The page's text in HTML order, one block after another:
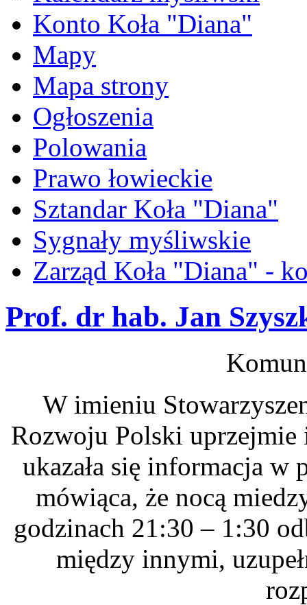
Konto Koła "Diana"
Mapy
Mapa strony
Ogłoszenia
Polowania
Prawo łowieckie
Sztandar Koła "Diana"
Sygnały myśliwskie
Zarząd Koła "Diana" -
Prof. dr hab. Jan
W imieniu
Rozwoju Polski
ukazała się informacja w
mówiąca, że nocą
godzinach 21:30 – 1:30
między innymi,